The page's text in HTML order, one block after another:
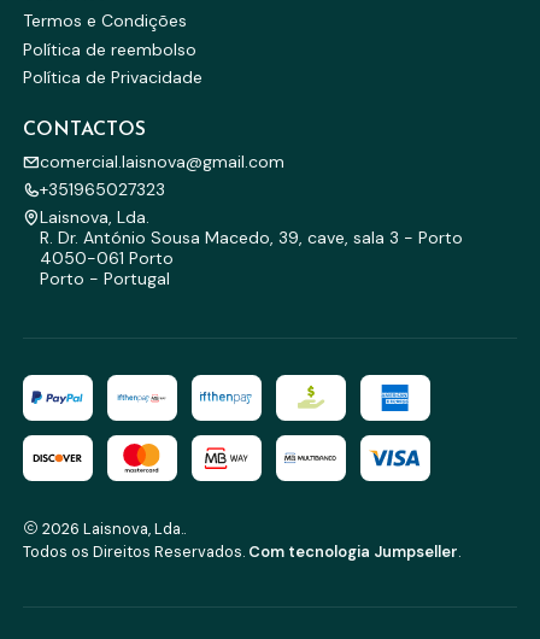
Termos e Condições
Política de reembolso
Política de Privacidade
CONTACTOS
comercial.laisnova@gmail.com
+351965027323
Laisnova, Lda.
R. Dr. António Sousa Macedo, 39, cave, sala 3 - Porto
4050-061 Porto
Porto - Portugal
2026 Laisnova, Lda..
Todos os Direitos Reservados. Com tecnologia Jumpseller.